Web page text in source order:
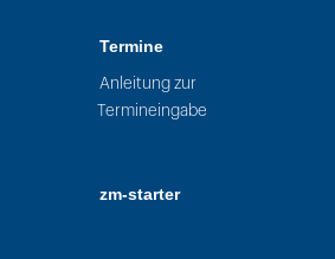
Termine
Anleitung zur
Termineingabe
zm-starter